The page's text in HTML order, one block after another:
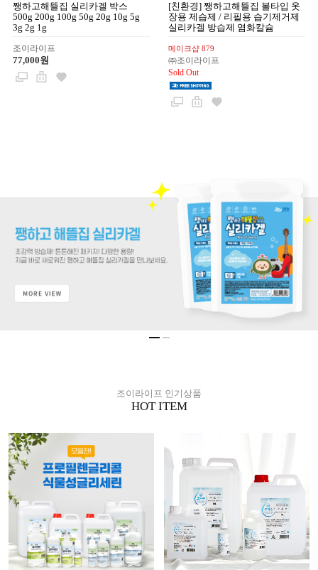
쨍하고해뜰집 실리카겔 박스
500g 200g 100g 50g 20g 10g 5g
3g 2g 1g
조이라이프
77,000원
[친환경] 쨍하고해뜰집 볼타입 옷
장용 제습제 / 리필용 습기제거제
실리카겔 방습제 염화칼슘
메이크샵 879
㈜조이라이프
Sold Out
조이라이프 인기상품
HOT ITEM